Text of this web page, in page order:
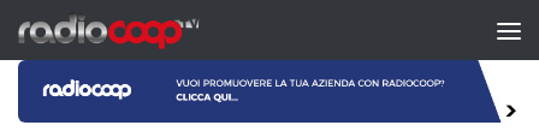
Salta al contenuto